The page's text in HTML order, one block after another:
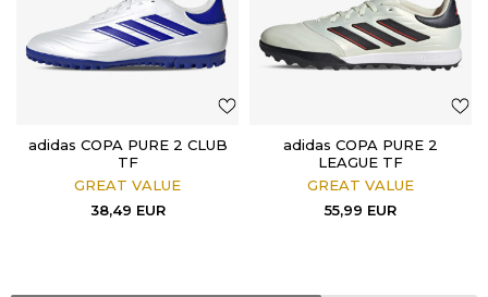
adidas COPA PURE 2 CLUB
TF
GREAT VALUE
38,49 EUR
adidas COPA PURE 2
LEAGUE TF
GREAT VALUE
55,99 EUR